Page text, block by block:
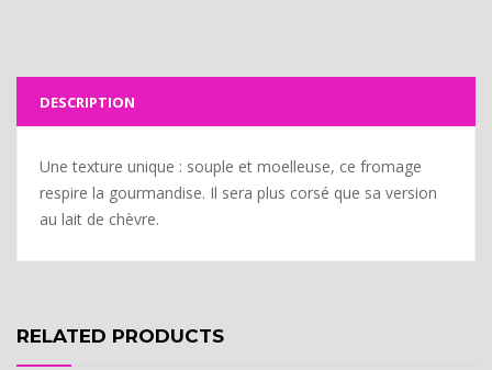
DESCRIPTION
Une texture unique : souple et moelleuse, ce fromage
respire la gourmandise. Il sera plus corsé que sa version
au lait de chèvre.
RELATED PRODUCTS